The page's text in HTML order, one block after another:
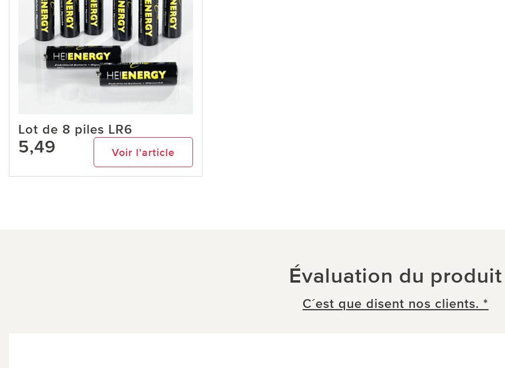
Lot de 8 piles LR6
5,49 Voir l’article
Évaluation du produit
C´est que disent nos clients. *